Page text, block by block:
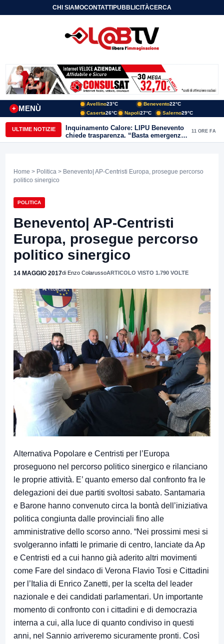
CHI SIAMOCONTATTIPUBBLICITÀCERCA
MENÙ
+
Avellino23°C Benevento22°C
Caserta26°C Napoli27°C Salerno29°C
ULTIME NOTIZIE
Inquinamento Calore: LIPU Benevento
chiede trasparenza. “Basta emergenze:
non possiamo continuare a trattare i
11 ORE FA
Home > Politica > Benevento| AP-Centristi Europa, prosegue percorso
politico sinergico
POLITICA
Benevento| AP-Centristi
Europa, prosegue percorso
politico sinergico
14 MAGGIO 2017di Enzo ColarussoARTICOLO VISTO 1.790 VOLTE
Alternativa Popolare e Centristi per l’Europa
proseguono nel percorso politico sinergico e rilanciano
le proprie attività. E’ quanto emerso dal confronto fra le
delegazioni dei due partiti svoltosi sabato. Santamaria
e Barone hanno convenuto circa la bontà dell’iniziativa
politica congiunta dalle provinciali fino alle
amministrative dello scorso anno. “Nei prossimi mesi si
svolgeranno infatti le primarie di centro, lanciate da Ap
e Centristi ed a cui hanno già aderito altri movimenti
come Fare del sindaco di Verona Flavio Tosi e Cittadini
per l’Italia di Enrico Zanetti, per la scelta del leader
nazionale e dei candidati parlamentari. Un importante
momento di confronto con i cittadini e di democrazia
interna a cui, alla luce di quanto condiviso in questi
anni, nel Sannio arriveremo sicuramente pronti. Così